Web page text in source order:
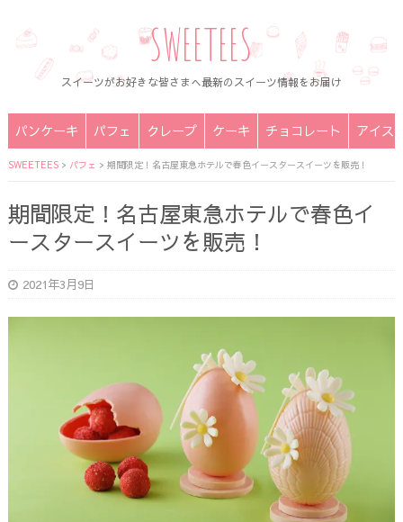
SWEETEES
スイーツがお好きな皆さまへ最新のスイーツ情報をお届け
パンケーキ パフェ クレープ ケーキ チョコレート アイス
SWEETEES> パフェ > 期間限定！名古屋東急ホテルで春色イースタースイーツを販売！
期間限定！名古屋東急ホテルで春色イ
ースタースイーツを販売！
2021年3月9日